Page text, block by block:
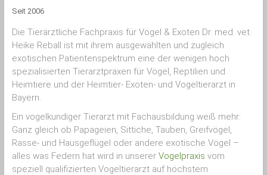
München
für
|
Vogelpraxis
&
Vogeltierarzt
München
Vogelarzt
München
|
info@vogeltierarzt-
reball.de
Seit 2006
Die Tierärztliche Fachpraxis für Vögel & Exoten Dr. med. vet.
Heike Reball ist mit ihrem ausgewählten und zugleich
exotischen Patienten­spektrum eine der wenigen hoch
spezialisierten Tierarztpraxen für Vögel, Reptilien und
Heimtiere und der Heimtier- Exoten- und Vogeltierarzt in
Bayern.
Ein vogelkundiger Tierarzt mit Fachausbildung weiß mehr:
Ganz gleich ob Papageien, Sittiche, Tauben, Greifvögel,
Rasse- und Hausgeflügel oder andere exotische Vögel –
alles was Federn hat wird in unserer Vogelpraxis vom
speziell qualifizierten Vogeltierarzt auf höchstem